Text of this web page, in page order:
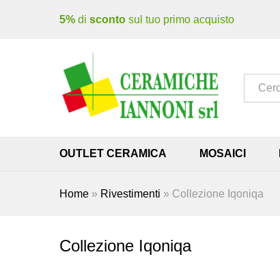
5% di sconto sul tuo primo acquisto
Tutto
OUTLET CERAMICA MOSAICI
Home » Rivestimenti » Collezione Iqoniqa
Collezione Iqoniqa